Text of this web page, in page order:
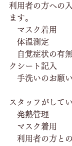
利用者の方への
ます。
マスク着用
体温測定
自覚症状の有
クシート記入
手洗いのお願い
スタッフがして
発熱管理
マスク着用
利用者の方と